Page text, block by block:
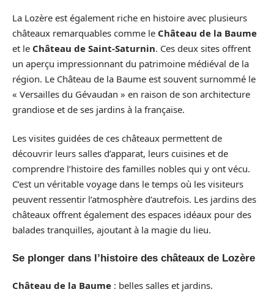
La Lozère est également riche en histoire avec plusieurs
châteaux remarquables comme le Château de la Baume
et le Château de Saint-Saturnin. Ces deux sites offrent
un aperçu impressionnant du patrimoine médiéval de la
région. Le Château de la Baume est souvent surnommé le
« Versailles du Gévaudan » en raison de son architecture
grandiose et de ses jardins à la française.
Les visites guidées de ces châteaux permettent de
découvrir leurs salles d’apparat, leurs cuisines et de
comprendre l’histoire des familles nobles qui y ont vécu.
C’est un véritable voyage dans le temps où les visiteurs
peuvent ressentir l’atmosphère d’autrefois. Les jardins des
châteaux offrent également des espaces idéaux pour des
balades tranquilles, ajoutant à la magie du lieu.
Se plonger dans l’histoire des châteaux de Lozère
Château de la Baume : belles salles et jardins.